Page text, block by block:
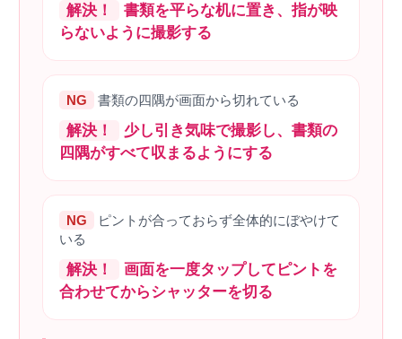
解決！
書類を平らな机に置き、指が映
らないように撮影する
NG 書類の四隅が画面から切れている
解決！
少し引き気味で撮影し、書類の
四隅がすべて収まるようにする
NG
ピントが合っておらず全体的にぼやけて
いる
解決！
画面を一度タップしてピントを
合わせてからシャッターを切る